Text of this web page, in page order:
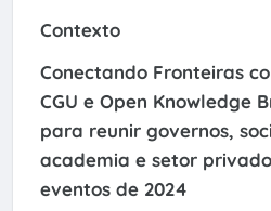
Contexto
Conectando Fronteiras
CGU e Open Knowledge
para reunir governos,
academia e setor
eventos de 2024